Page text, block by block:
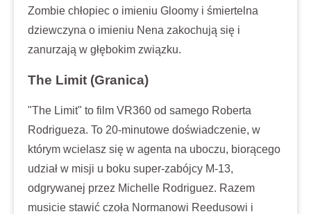
Zombie chłopiec o imieniu Gloomy i śmiertelna
dziewczyna o imieniu Nena zakochują się i
zanurzają w głębokim związku.
The Limit (Granica)
"The Limit" to film VR360 od samego Roberta
Rodrigueza. To 20-minutowe doświadczenie, w
którym wcielasz się w agenta na uboczu, biorącego
udział w misji u boku super-zabójcy M-13,
odgrywanej przez Michelle Rodriguez. Razem
musicie stawić czoła Normanowi Reedusowi i